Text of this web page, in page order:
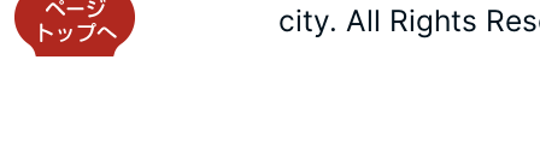
city. All Rights